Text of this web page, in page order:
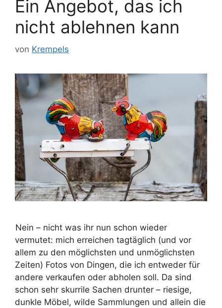
Ein Angebot, das ich
nicht ablehnen kann
von Krempels
Nein – nicht was ihr nun schon wieder
vermutet: mich erreichen tagtäglich (und vor
allem zu den möglichsten und unmöglichsten
Zeiten) Fotos von Dingen, die ich entweder für
andere verkaufen oder abholen soll. Da sind
schon sehr skurrile Sachen drunter – riesige,
dunkle Möbel, wilde Sammlungen und allein die